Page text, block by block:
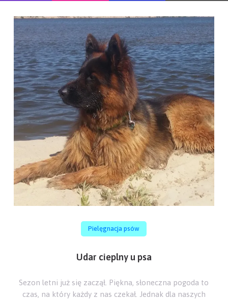
Pielęgnacja psów
Udar cieplny u psa
Sezon letni już się zaczął. Piękna, słoneczna pogoda to
czas, na który każdy z nas czekał. Jednak dla naszych